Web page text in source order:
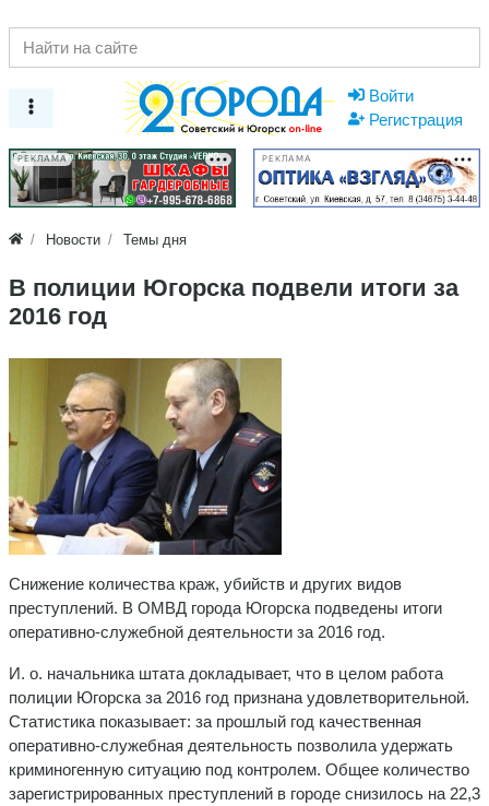
Войти
Регистрация
РЕКЛАМА РЕКЛАМА
Новости Темы дня
В полиции Югорска подвели итоги за
2016 год
Снижение количества краж, убийств и других видов
преступлений. В ОМВД города Югорска подведены итоги
оперативно-служебной деятельности за 2016 год.
И. о. начальника штата докладывает, что в целом работа
полиции Югорска за 2016 год признана удовлетворительной.
Статистика показывает: за прошлый год качественная
оперативно-служебная деятельность позволила удержать
криминогенную ситуацию под контролем. Общее количество
зарегистрированных преступлений в городе снизилось на 22,3